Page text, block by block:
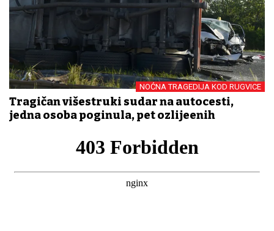
NOĆNA TRAGEDIJA KOD RUGVICE
Tragičan višestruki sudar na autocesti,
jedna osoba poginula, pet ozlijeđenih